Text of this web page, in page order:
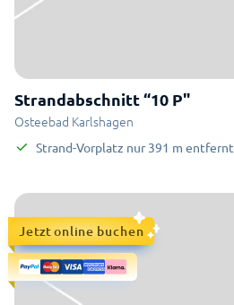
Strandabschnitt “10 P"
Osteebad Karlshagen
Strand-Vorplatz nur 391 m entfernt
Jetzt online buchen